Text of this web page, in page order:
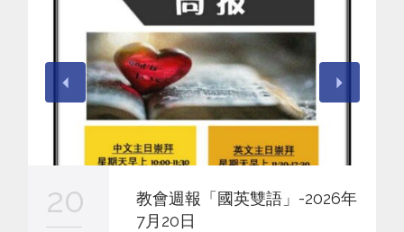
20
教會週報「國英雙語」-2026年
7月20日